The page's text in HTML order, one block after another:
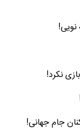
نویی!
نکرد!